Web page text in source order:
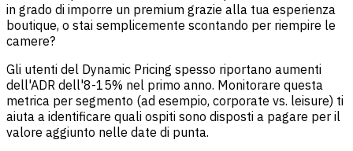
in grado di imporre un premium grazie alla tua esperienza
boutique, o stai semplicemente scontando per riempire le
camere?
Gli utenti del Dynamic Pricing spesso riportano aumenti
dell'ADR dell'8-15% nel primo anno. Monitorare questa
metrica per segmento (ad esempio, corporate vs. leisure) ti
aiuta a identificare quali ospiti sono disposti a pagare per il
valore aggiunto nelle date di punta.